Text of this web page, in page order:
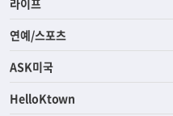
경제
라이프
연예/스포츠
ASK미국